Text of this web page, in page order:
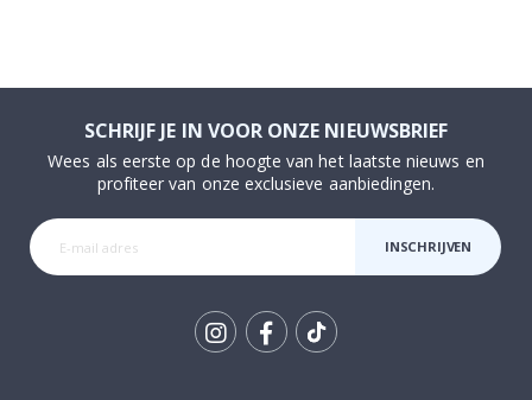
SCHRIJF JE IN VOOR ONZE NIEUWSBRIEF
Wees als eerste op de hoogte van het laatste nieuws en
profiteer van onze exclusieve aanbiedingen.
INSCHRIJVEN